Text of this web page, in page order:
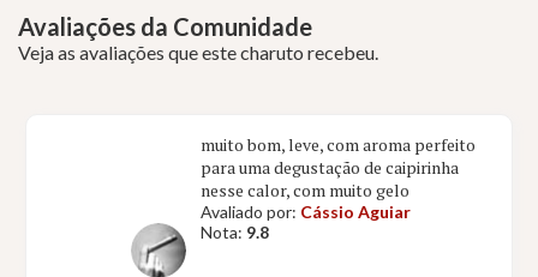
Avaliações da Comunidade
Veja as avaliações que este charuto recebeu.
muito bom, leve, com aroma perfeito
para uma degustação de caipirinha
nesse calor, com muito gelo
Avaliado por: Cássio Aguiar
Nota: 9.8